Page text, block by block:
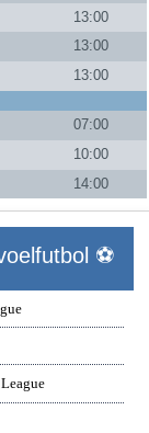
13:00
13:00
13:00
07:00
10:00
14:00
⚽